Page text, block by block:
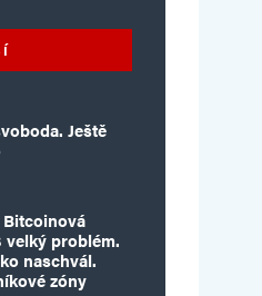
Ještě
Bitcoinová
velký problém.
naschvál.
zóny